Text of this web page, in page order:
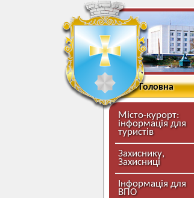
Головна
Місто-курорт:
інформація для
туристів
Захиснику,
Захисниці
Інформація для
ВПО